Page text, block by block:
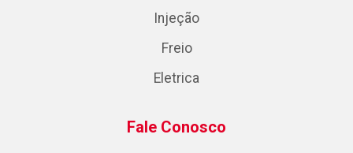
Injeção
Freio
Eletrica
Fale Conosco